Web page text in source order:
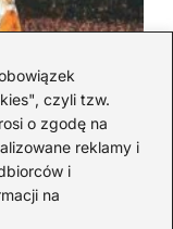
czyli tzw.
o zgodę na
reklamy i
i
na